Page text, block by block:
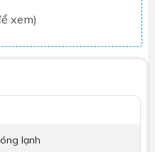
xem)
lạnh